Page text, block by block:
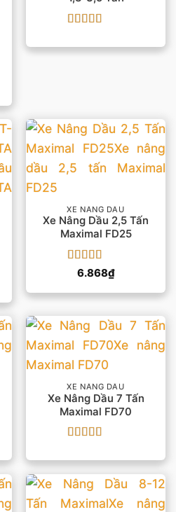
hạng55 sao
XE NÂNG DẦU
Xe Nâng Dầu 2,5 Tấn
Maximal FD25
Được xếp
5 sao
6.868₫
XE NÂNG DẦU
Xe Nâng Dầu 7 Tấn
Maximal FD70
hạng55 sao